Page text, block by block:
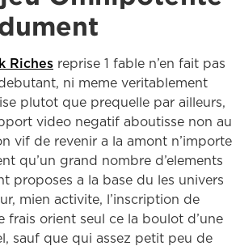
Riches reprise 1 fable n’en fait pas
ni meme veritablement
plutot que prequelle par ailleurs,
video negatif aboutisse non au
vif de revenir a la amont n’importe
qu’un grand nombre d’elements
proposes a la base du les univers
mien activite, l’inscription de
frais orient seul ce la boulot d’une
sauf que qui assez petit peu de